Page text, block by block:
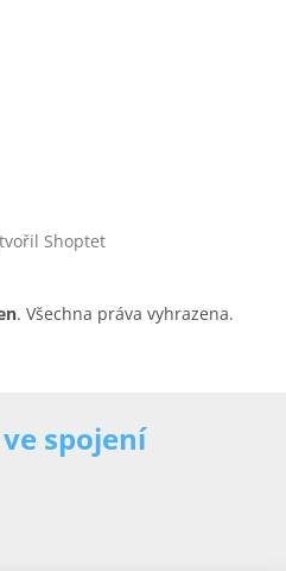
Shoptet
. Všechna práva vyhrazena.
spojení